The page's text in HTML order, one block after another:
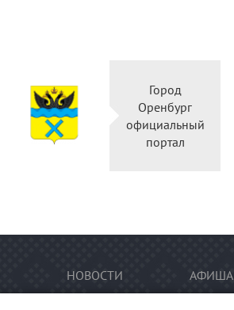
Город
Оренбург
официальный
портал
НОВОСТИ АФИША